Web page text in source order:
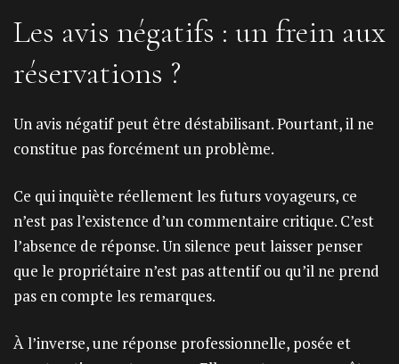
Les avis négatifs : un frein aux
réservations ?
Un avis négatif peut être déstabilisant. Pourtant, il ne
constitue pas forcément un problème.
Ce qui inquiète réellement les futurs voyageurs, ce
n’est pas l’existence d’un commentaire critique. C’est
l’absence de réponse. Un silence peut laisser penser
que le propriétaire n’est pas attentif ou qu’il ne prend
pas en compte les remarques.
À l’inverse, une réponse professionnelle, posée et